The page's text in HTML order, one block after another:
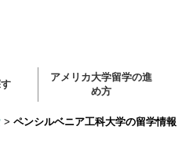
アメリカ大学留学の進
め方
> ペンシルベニア工科大学の留学情報